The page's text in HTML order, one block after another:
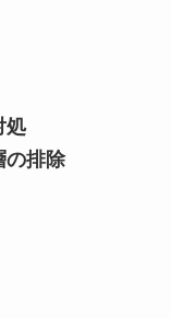
処
の排除